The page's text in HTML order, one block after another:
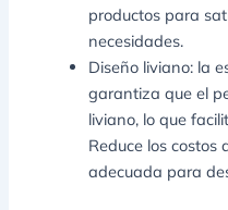
productos para
necesidades.
Diseño liviano: la
garantiza que el
liviano, lo que
Reduce los
adecuada para